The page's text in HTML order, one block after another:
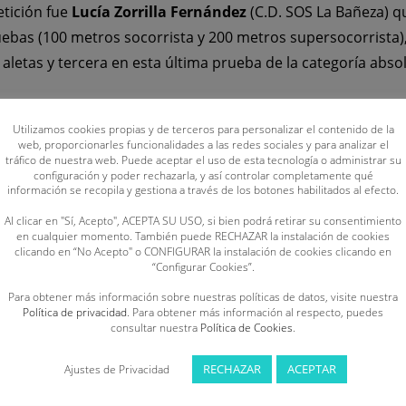
fue Lucía Zorrilla Fernández(C.D. SOS La Bañeza)
(100 metros socorrista y 200 metros
y tercera en esta última prueba de la categoría
Ruiz-Santaquiteria
(C.D. SOS La Bañeza), marcó
remolque de maniquí y 100 metros combinada de
la categoría júnior (01:13:34). Asimismo,Sandra
juvenil de 50 metros remolque de maniquí, 100
última prueba también se alzó campeona de España
con un tiempo de 02:16:98.
consiguió el liderato en la prueba de 100 metros
medallero de las féminas, lo completaron:Carolina
con obstáculos y 200 metros supersocorrista absoluta;
júnior; e
Irene Calvo Julián(C.D.S. Dragones),
(C.S.S. Benavente) con
Utilizamos cookies propias y de terceros para personalizar el contenido de la
web, proporcionarles funcionalidades a las redes sociales y para analizar el
tráfico de nuestra web. Puede aceptar el uso de esta tecnología o administrar su
configuración y poder rechazarla, y así controlar completamente qué
información se recopila y gestiona a través de los botones habilitados al efecto.
Al clicar en "Sí, Acepto", ACEPTA SU USO, si bien podrá retirar su consentimiento
en cualquier momento. También puede RECHAZAR la instalación de cookies
clicando en “No Acepto" o CONFIGURAR la instalación de cookies clicando en
“Configurar Cookies”.
Para obtener más información sobre nuestras políticas de datos, visite nuestra
Política de privacidad. Para obtener más información al respecto, puedes
consultar nuestra Política de Cookies.
Ajustes de Privacidad RECHAZAR ACEPTAR